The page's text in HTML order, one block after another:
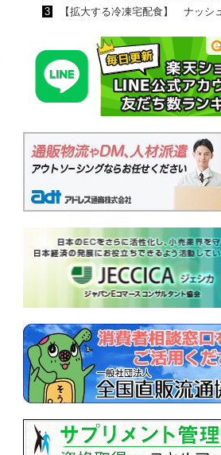
3
【拡大する冷凍宅配食】 ナッシ